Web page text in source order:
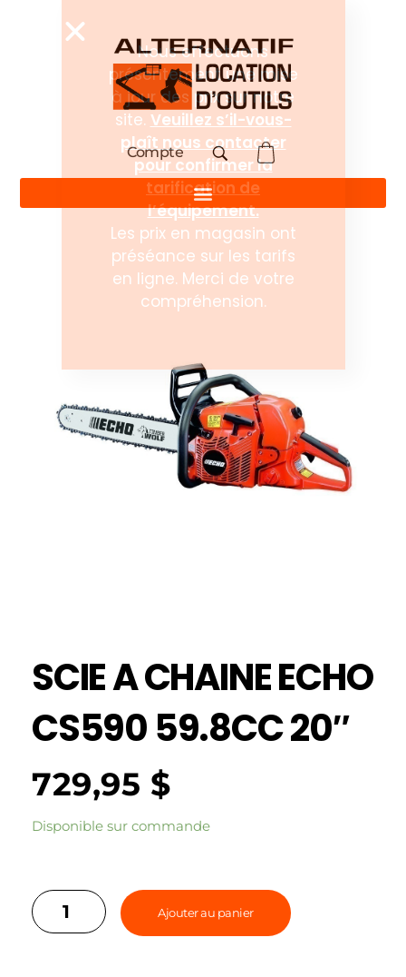
Compte
SCIE A CHAINE ECHO
CS590 59.8CC 20″
729,95 $
Disponible sur commande
Ajouter au panier